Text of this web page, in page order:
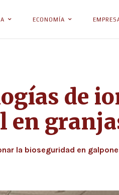
ECONOMÍA
de
la bioseguridad en